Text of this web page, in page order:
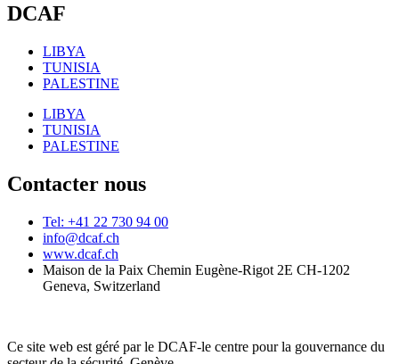
DCAF
LIBYA
TUNISIA
PALESTINE
LIBYA
TUNISIA
PALESTINE
Contacter nous
Tel: +41 22 730 94 00
info@dcaf.ch
www.dcaf.ch
Maison de la Paix Chemin Eugène-Rigot 2E CH-1202
Geneva, Switzerland
Ce site web est géré par le DCAF-le centre pour la gouvernance du